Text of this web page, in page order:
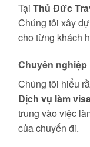
Tại Thủ Đức
Chúng tôi xây
cho từng khách
Chuyên
Chúng tôi hiểu
Dịch vụ làm
trung vào việc
của chuyến đi.